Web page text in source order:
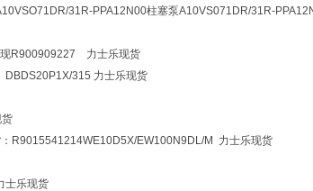
31R-PPA12N00柱塞泵A10VS071DR/31R-
R900909227 力士乐现货
315 力士乐现货
R9015541214WE10D5X/EW100N9DL/M 力士乐现货
士乐现货